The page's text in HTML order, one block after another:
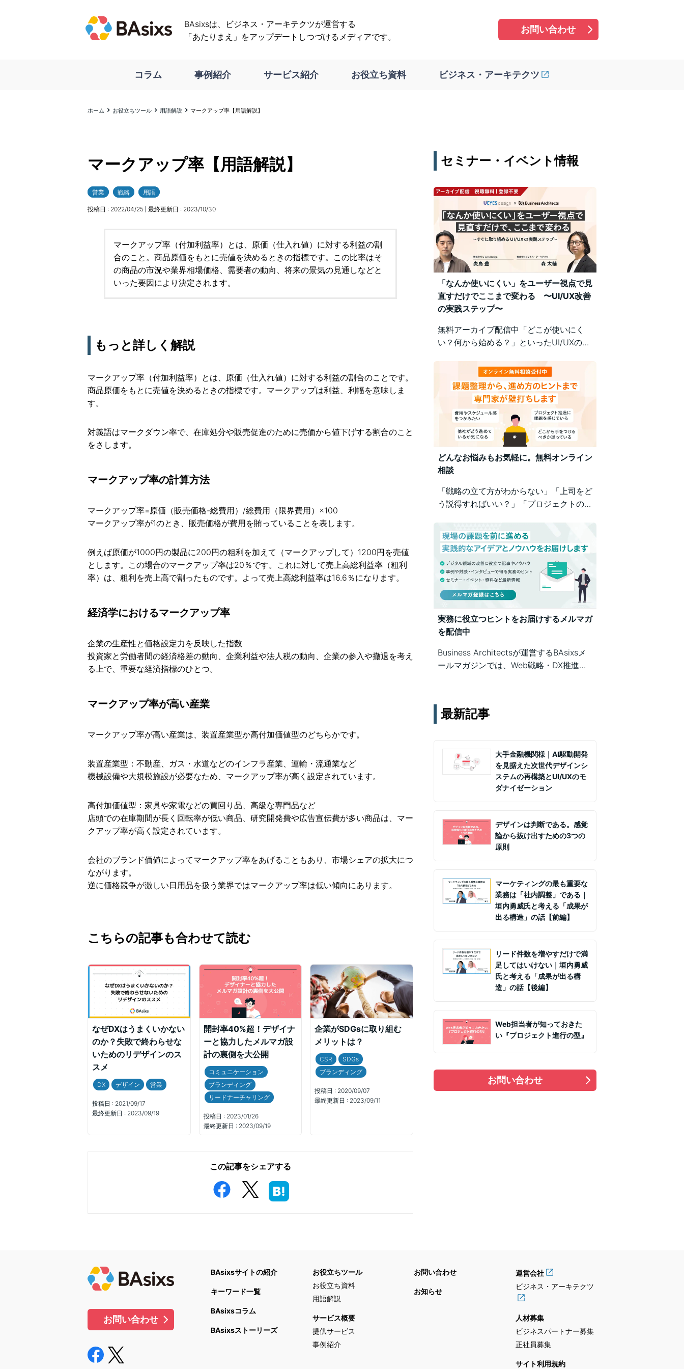
BAsixsは、ビジネス・アーキテクツが運営する
「あたりまえ」をアップデートしつづけるメディアです。
お問い合わせ
コラム 事例紹介 サービス紹介 お役立ち資料 ビジネス・アーキテクツ
ホーム お役立ちツール 用語解説 マークアップ率【用語解説】
マークアップ率【用語解説】
営業 戦略 用語
投稿日 : 2022/04/25 最終更新日 : 2023/10/30
マークアップ率（付加利益率）とは、原価（仕入れ値）に対する利益の割
合のこと。商品原価をもとに売値を決めるときの指標です。この比率はそ
の商品の市況や業界相場価格、需要者の動向、将来の景気の見通しなどと
いった要因により決定されます。
もっと詳しく解説
マークアップ率（付加利益率）とは、原価（仕入れ値）に対する利益の割合のことです。
商品原価をもとに売値を決めるときの指標です。マークアップは利益、利幅を意味しま
す。
対義語はマークダウン率で、在庫処分や販売促進のために売価から値下げする割合のこと
をさします。
マークアップ率の計算方法
マークアップ率=原価（販売価格-総費用）/総費用（限界費用）×100
マークアップ率が1のとき、販売価格が費用を賄っていることを表します。
例えば原価が1000円の製品に200円の粗利を加えて（マークアップして）1200円を売値
とします。この場合のマークアップ率は20％です。これに対して売上高総利益率（粗利
率）は、粗利を売上高で割ったものです。よって売上高総利益率は16.6％になります。
経済学におけるマークアップ率
企業の生産性と価格設定力を反映した指数
投資家と労働者間の経済格差の動向、企業利益や法人税の動向、企業の参入や撤退を考え
る上で、重要な経済指標のひとつ。
マークアップ率が高い産業
マークアップ率が高い産業は、装置産業型か高付加価値型のどちらかです。
装置産業型：不動産、ガス・水道などのインフラ産業、運輸・流通業など
機械設備や大規模施設が必要なため、マークアップ率が高く設定されています。
高付加価値型：家具や家電などの買回り品、高級な専門品など
店頭での在庫期間が長く回転率が低い商品、研究開発費や広告宣伝費が多い商品は、マー
クアップ率が高く設定されています。
会社のブランド価値によってマークアップ率をあげることもあり、市場シェアの拡大につ
ながります。
逆に価格競争が激しい日用品を扱う業界ではマークアップ率は低い傾向にあります。
こちらの記事も合わせて読む
なぜDXはうまくいかない
のか？失敗で終わらせな
いためのリデザインのス
スメ
DX デザイン 営業
投稿日 : 2021/09/17
最終更新日 : 2023/09/19
開封率40%超！デザイナ
ーと協力したメルマガ設
計の裏側を大公開
コミュニケーション
ブランディング
リードナーチャリング
投稿日 : 2023/01/26
最終更新日 : 2023/09/19
企業がSDGsに取り組む
メリットは？
CSR
SDGs
ブランディング
投稿日 : 2020/09/07
最終更新日 : 2023/09/11
この記事をシェアする
セミナー・イベント情報
「なんか使いにくい」をユーザー視点で見
直すだけでここまで変わる 〜UI/UX改善
の実践ステップ〜
無料アーカイブ配信中「どこが使いにく
い？何から始める？」といったUI/UXの悩
視点の改善ポイントで解決！組織内の意識
差に悩む方にもおすすめの実践型セミナー
です。
どんなお悩みもお気軽に。無料オンライン
相談
「戦略の立て方がわからない」「上司をど
う説得すればいい？」「プロジェクトの進
Business Architectsが、戦略から運用ま
で幅広くご相談を承ります。
実務に役立つヒントをお届けするメルマガ
を配信中
Business Architectsが運営するBAsixsメ
ールマガジンでは、Web戦略・DX推進・
通じて課題解決を支援します。
最新記事
大手金融機関様｜AI駆動開発
を見据えた次世代デザインシ
ステムの再構築とUI/UXのモ
ダナイゼーション
デザインは判断である。感覚
論から抜け出すための3つの
原則
マーケティングの最も重要な
業務は「社内調整」である｜
垣内勇威氏と考える「成果が
出る構造」の話【前編】
リード件数を増やすだけで満
足してはいけない｜垣内勇威
氏と考える「成果が出る構
造」の話【後編】
Web担当者が知っておきた
い『プロジェクト進行の型』
お問い合わせ
お問い合わせ
BAsixsサイトの紹介
キーワード一覧
BAsixsコラム
BAsixsストーリーズ
お役立ちツール
お役立ち資料
用語解説
サービス概要
提供サービス
事例紹介
お問い合わせ
お知らせ
運営会社
ビジネス・アーキテクツ
人材募集
ビジネスパートナー募集
正社員募集
サイト利用規約